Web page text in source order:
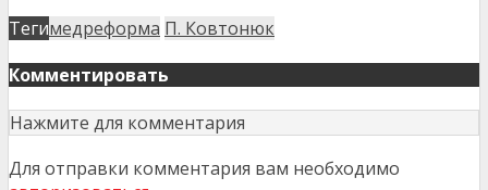
Тегимедреформа П. Ковтонюк
Комментировать
Нажмите для комментария
Для отправки комментария вам необходимо